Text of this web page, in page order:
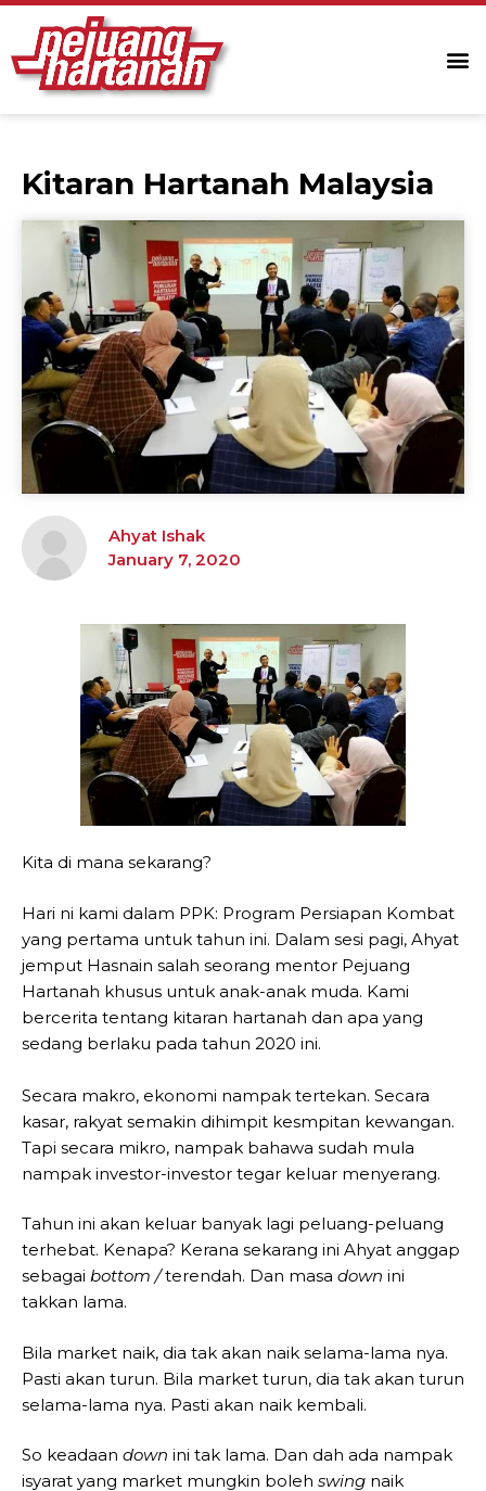
Kitaran Hartanah Malaysia
Ahyat Ishak
January 7, 2020
Kita di mana sekarang?
Hari ni kami dalam PPK: Program Persiapan Kombat
yang pertama untuk tahun ini. Dalam sesi pagi, Ahyat
jemput Hasnain salah seorang mentor Pejuang
Hartanah khusus untuk anak-anak muda. Kami
bercerita tentang kitaran hartanah dan apa yang
sedang berlaku pada tahun 2020 ini.
Secara makro, ekonomi nampak tertekan. Secara
kasar, rakyat semakin dihimpit kesmpitan kewangan.
Tapi secara mikro, nampak bahawa sudah mula
nampak investor-investor tegar keluar menyerang.
Tahun ini akan keluar banyak lagi peluang-peluang
terhebat. Kenapa? Kerana sekarang ini Ahyat anggap
sebagai bottom /terendah. Dan masa down ini
takkan lama.
Bila market naik, dia tak akan naik selama-lama nya.
Pasti akan turun. Bila market turun, dia tak akan turun
selama-lama nya. Pasti akan naik kembali.
So keadaan down ini tak lama. Dan dah ada nampak
isyarat yang market mungkin boleh swing naik